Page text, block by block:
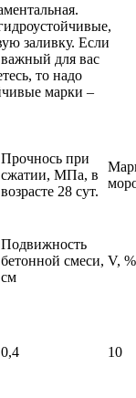
заливку. Если
важный для вас
то надо
марки –
Прочнось при
сжатии, МПа, в
возрасте 28 сут.
Подвижность
бетонной смеси,
см
V, %
0,4 10